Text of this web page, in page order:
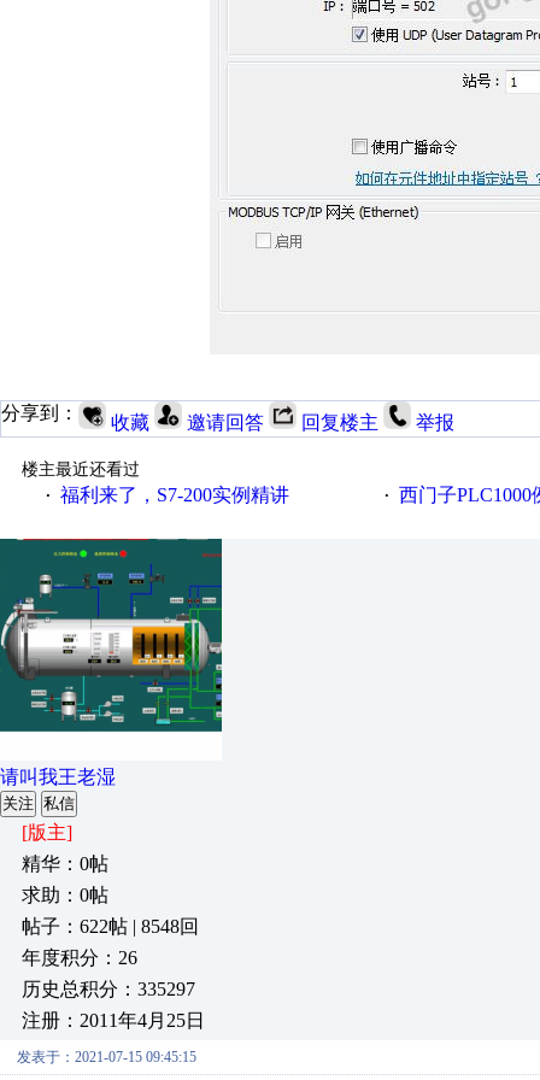
分享到： 收藏 邀请回答 回复楼主 举报
楼主最近还看过
· 福利来了，S7-200实例精讲 · 西门子PLC1000
请叫我王老湿
关注 私信
[版主]
精华：0帖
求助：0帖
帖子：622帖 | 8548回
年度积分：26
历史总积分：335297
注册：2011年4月25日
发表于：2021-07-15 09:45:15